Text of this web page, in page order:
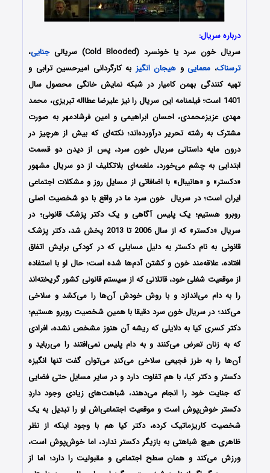
درباره سریال:
سریال خون سرد یا خونسرد (Cold Blooded) سریالی
جنایی،
ترسناک، معماییو هیجان انگیز به کارگردانی امیرحسین ترابی و
تهیه کنندگی بهمن کامیار در شبکه نمایش خانگی محصول سال
1401 است؛ فیلمنامه این سریال را نیز
علیرضا عطااله تبریزی، محمد
مهدی عزیزمحمدی، احسان ابراهیمی و امین فرشادمهر به صورت
مشترک به رشته تحریر درآورده‌‌اند؛ نکته‌ای که بیش از هرچیز در
درون مایه داستانی سریال خون سرد، پس از دیدن دو قسمت
ابتدایی به چشم می‌خورد، ملغمه‌ای بلاتکلیف از دو سریال مشهور
«دکستر» و «هانیبال» با اضافاتی از مسایل روز و مشکلات اجتماعی
ایران است؛ در سریال خون سرد ما در واقع با دو شخصیت اصلی
روبرو هستیم؛ یک پلیس آگاهی و یک دکتر پزشک قانونی؛ در
سریال «دکستر» که از سال 2006 تا 2013 پخش شد، دکتر پزشک
قانونی به نام دکستر به دلیل مسایلی که در کودکی برایش اتفاق
افتاده، علاقه‌مند خون و کشتن آدم‌ها شده است؛ حال او با استفاده
از موقعیت شغلی خود، قاتلانی که از سیستم قانونی کشور گریخته‌اند
را به دام می‌اندازد و با روش خودش آن‌ها را می‌کشد و سلاخی
می‌کند؛ در سریال خون سرد دقیقا با همین شخصیت روبرو هستیم؛
دکتر کسری کیا به دلایلی که ریشه آن هنوز مشخص نشده، افرادی
که به زنان تعرض می‌کنند و به دام پلیس نمی‌افتند را می‌رباید و
آن‌ها را به طرز فجیعی سلاخی می‌کندِ می‌توان گفت تنها انگیزه‌
دکستر و دکتر کیا، با هم تفاوت دارد و در سایر مسایل حتی فضایی
که جنایت خود را انجام می‌دهند، شباهت‌های زیادی وجود داردِ
دکستر خوش‌پوش است و موقعیت اجتماعی‌اش او را تبدیل به یک
شخصیت کاریزماتیک کرده، دکتر کیا هم با وجود اینکه از نظر
ظاهری هیچ شباهتی به بازیگر دکستر ندارد، اما خوش‌پوش است،
ورزش می‌کند و همان سطح اجتماعی و مقبولیت را دارد؛ اما از